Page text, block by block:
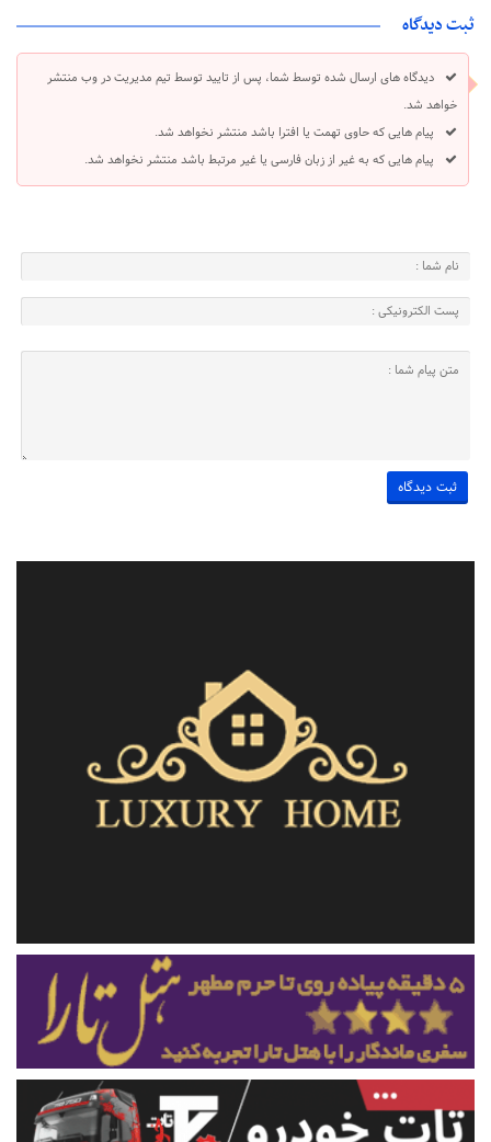
ثبت دیدگاه
دیدگاه های ارسال شده توسط شما، پس از تایید توسط تیم مدیریت در وب منتشر
خواهد شد.
پیام هایی که حاوی تهمت یا افترا باشد منتشر نخواهد شد.
پیام هایی که به غیر از زبان فارسی یا غیر مرتبط باشد منتشر نخواهد شد.